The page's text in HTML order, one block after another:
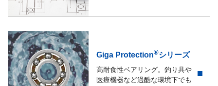
Giga Protection®シリーズ
高耐食性ベアリング。釣り具や
医療機器など過酷な環境下でも